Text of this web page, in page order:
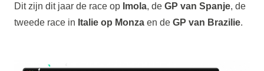
Dit zijn dit jaar de race op Imola, de GP van Spanje, de
tweede race in Italie op Monzaen de GP van Brazilie.